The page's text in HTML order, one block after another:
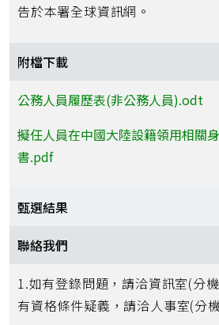
告於本署全球資訊網。
附檔下載
公務人員履歷表(非公務人員).odt
擬任人員在中國大陸設籍領用相關
書.pdf
甄選結果
聯絡我們
1.如有登錄問題，請洽資訊室(分
有資格條件疑義，請洽人事室(分